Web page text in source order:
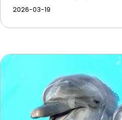
2026-03-19